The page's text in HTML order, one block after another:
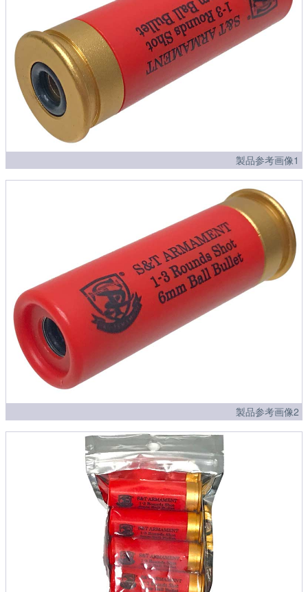
製品参考画像1
製品参考画像2